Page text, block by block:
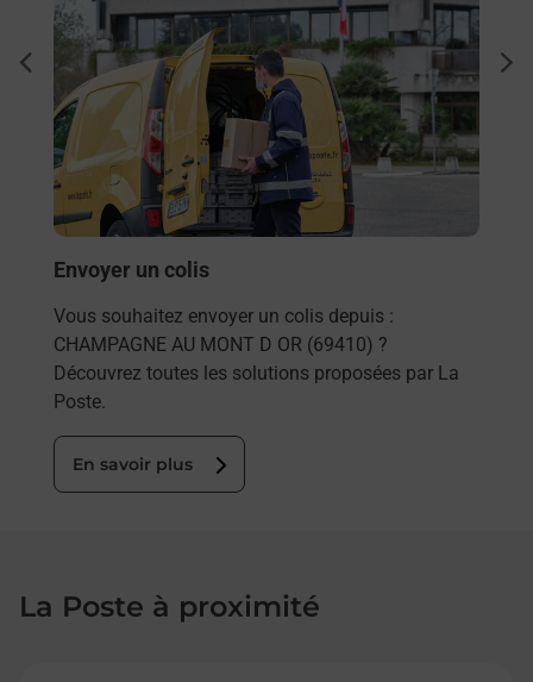
Envoyer un colis
Vous souhaitez envoyer un colis depuis :
CHAMPAGNE AU MONT D OR (69410) ?
Découvrez toutes les solutions proposées par La
Poste.
En savoir plus
La Poste à proximité